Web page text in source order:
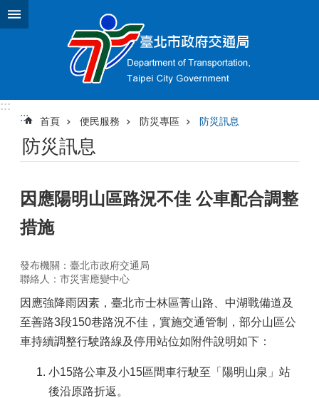
跳到主要內容區塊
:::
:::
首頁 便民服務 防災專區 防災訊息
防災訊息
因應陽明山區路況不佳 公車配合調整
措施
發布機關：臺北市政府交通局
聯絡人：市災害應變中心
因應強降雨因素，臺北市士林區菁山路、中湖戰備道及
至善路3段150巷路況不佳，實施交通管制，部分山區公
車持續調整行駛路線及停用站位如附件說明如下：
小15路公車及小15區間車行駛至「陽明山泉」站
後沿原路折返。